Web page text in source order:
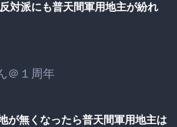
対派にも普天間軍用地主が紛れ
＠１周年
が無くなったら普天間軍用地主は